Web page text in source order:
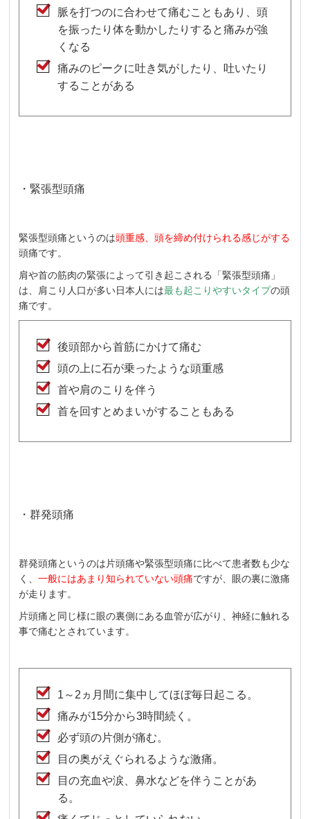
脈を打つのに合わせて痛むこともあり、頭
を振ったり体を動かしたりすると痛みが強
くなる
痛みのピークに吐き気がしたり、吐いたり
することがある
・緊張型頭痛
緊張型頭痛というのは頭重感、頭を締め付けられる感じがする
頭痛です。
肩や首の筋肉の緊張によって引き起こされる「緊張型頭痛」
は、肩こり人口が多い日本人には最も起こりやすいタイプの頭
痛です。
後頭部から首筋にかけて痛む
頭の上に石が乗ったような頭重感
首や肩のこりを伴う
首を回すとめまいがすることもある
・群発頭痛
群発頭痛というのは片頭痛や緊張型頭痛に比べて患者数も少な
く、一般にはあまり知られていない頭痛ですが、眼の裏に激痛
が走ります。
片頭痛と同じ様に眼の裏側にある血管が広がり、神経に触れる
事で痛むとされています。
1～2ヵ月間に集中してほぼ毎日起こる。
痛みが15分から3時間続く。
必ず頭の片側が痛む。
目の奥がえぐられるような激痛。
目の充血や涙、鼻水などを伴うことがあ
る。